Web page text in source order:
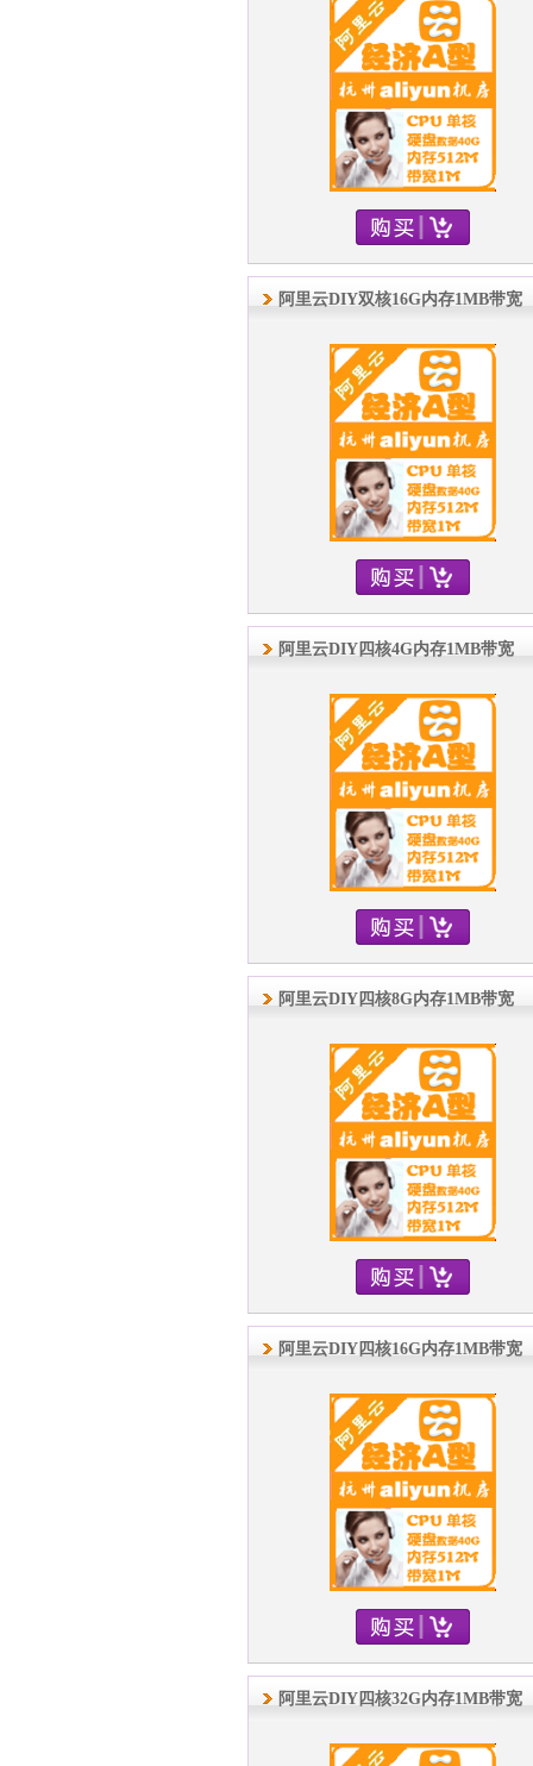
阿里云DIY双核16G内存1MB带宽
阿里云DIY四核4G内存1MB带宽
阿里云DIY四核8G内存1MB带宽
阿里云DIY四核16G内存1MB带宽
阿里云DIY四核32G内存1MB带宽